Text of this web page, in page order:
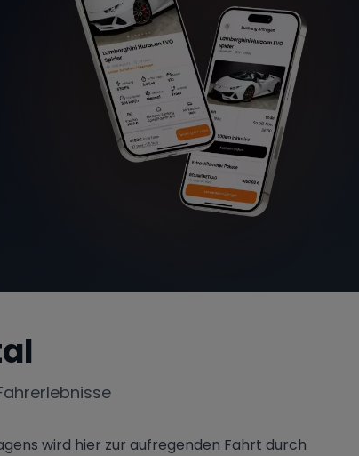
wird hier zur aufregenden Fahrt durch